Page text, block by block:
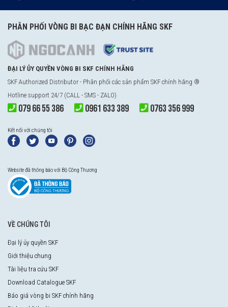
PHÂN PHỐI VÒNG BI BẠC ĐẠN CHÍNH HÃNG SKF
ĐẠI LÝ ỦY QUYỀN VÒNG BI SKF CHÍNH HÃNG
SKF Authorized Distributor - Phân phối các sản phẩm SKF chính hãng ®
Hotline support 24/7 (CALL - SMS - ZALO)
079 66 55 386 0961 633 389 0763 356 999
Kết nối với chúng tôi
Website đã thông báo với Bộ Công Thương
VỀ CHÚNG TÔI
Đại lý ủy quyền SKF
Giới thiệu chung
Tài liệu tra cứu SKF
Download Catalogue SKF
Báo giá vòng bi SKF chính hãng